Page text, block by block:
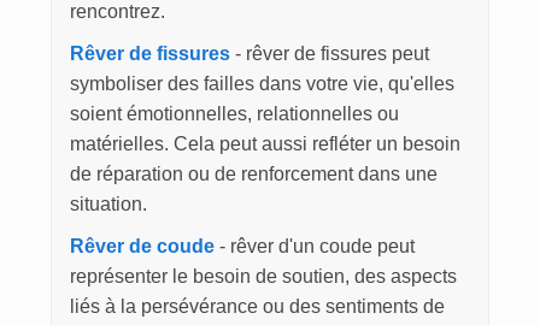
rencontrez.
Rêver de fissures- rêver de fissures peut
symboliser des failles dans votre vie, qu'elles
soient émotionnelles, relationnelles ou
matérielles. Cela peut aussi refléter un besoin
de réparation ou de renforcement dans une
situation.
Rêver de coude- rêver d'un coude peut
représenter le besoin de soutien, des aspects
liés à la persévérance ou des sentiments de